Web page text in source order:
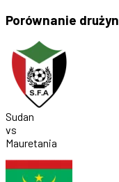
Porównanie drużyn
Sudan
vs
Mauretania